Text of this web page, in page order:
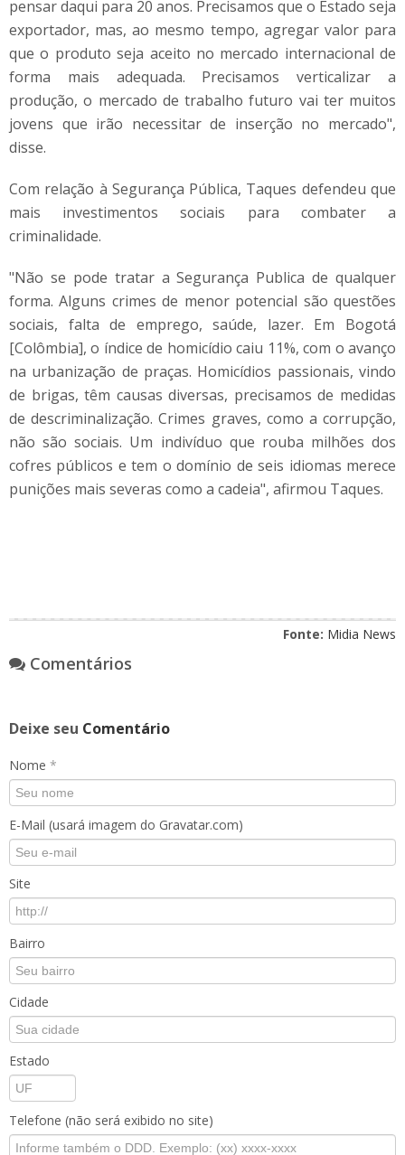
pensar daqui para 20 anos. Precisamos que o Estado seja
exportador, mas, ao mesmo tempo, agregar valor para
que o produto seja aceito no mercado internacional de
forma mais adequada. Precisamos verticalizar a
produção, o mercado de trabalho futuro vai ter muitos
jovens que irão necessitar de inserção no mercado",
disse.
Com relação à Segurança Pública, Taques defendeu que
mais investimentos sociais para combater a
criminalidade.
"Não se pode tratar a Segurança Publica de qualquer
forma. Alguns crimes de menor potencial são questões
sociais, falta de emprego, saúde, lazer. Em Bogotá
[Colômbia], o índice de homicídio caiu 11%, com o avanço
na urbanização de praças. Homicídios passionais, vindo
de brigas, têm causas diversas, precisamos de medidas
de descriminalização. Crimes graves, como a corrupção,
não são sociais. Um indivíduo que rouba milhões dos
cofres públicos e tem o domínio de seis idiomas merece
punições mais severas como a cadeia", afirmou Taques.
Fonte: Midia News
Comentários
Deixe seu Comentário
Nome *
E-Mail (usará imagem do Gravatar.com)
Site
Bairro
Cidade
Estado
Telefone (não será exibido no site)